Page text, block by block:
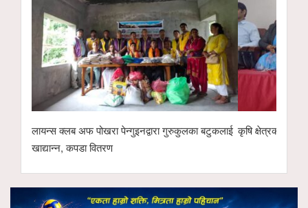
लायन्स क्लब अफ पोखरा पेन्गुइनद्वारा गुरुकुलका बटुकलाई
खाद्यान्न, कपडा वितरण
कृषि क्षेत्रको